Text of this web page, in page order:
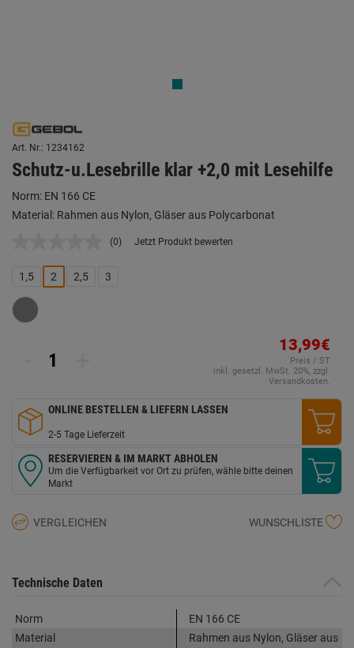
Art. Nr.: 1234162
Schutz-u.Lesebrille klar +2,0 mit Lesehilfe
Norm: EN 166 CE
Material: Rahmen aus Nylon, Gläser aus Polycarbonat
Kein
Link
auf
(0) Jetzt Produkt bewerten
1,5 2 2,5 3
13,99€
Preis / ST
inkl. gesetzl. MwSt. 20%, zzgl.
Versandkosten.
ONLINE BESTELLEN & LIEFERN LASSEN
2-5 Tage Lieferzeit
RESERVIEREN & IM MARKT ABHOLEN
Um die Verfügbarkeit vor Ort zu prüfen, wähle bitte deinen
Markt
VERGLEICHEN WUNSCHLISTE
Technische Daten
Norm
EN 166 CE
Material
Rahmen aus Nylon, Gläser aus